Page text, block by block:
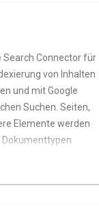
Search Connector für
von Inhalten
und mit Google
Suchen. Seiten,
Elemente werden